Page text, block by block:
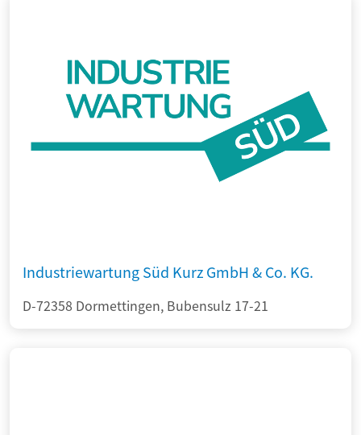
Industriewartung Süd Kurz GmbH & Co. KG.
D-72358 Dormettingen, Bubensulz 17-21